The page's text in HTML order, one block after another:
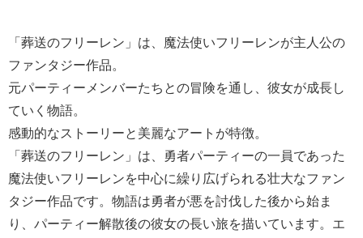
「葬送のフリーレン」は、魔法使いフリーレンが主人公の
ファンタジー作品。
元パーティーメンバーたちとの冒険を通し、彼女が成長し
ていく物語。
感動的なストーリーと美麗なアートが特徴。
「葬送のフリーレン」は、勇者パーティーの一員であった
魔法使いフリーレンを中心に繰り広げられる壮大なファン
タジー作品です。物語は勇者が悪を討伐した後から始ま
り、パーティー解散後の彼女の長い旅を描いています。エ